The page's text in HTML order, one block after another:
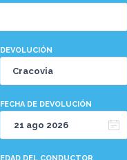
DEVOLUCIÓN
FECHA DE DEVOLUCIÓN